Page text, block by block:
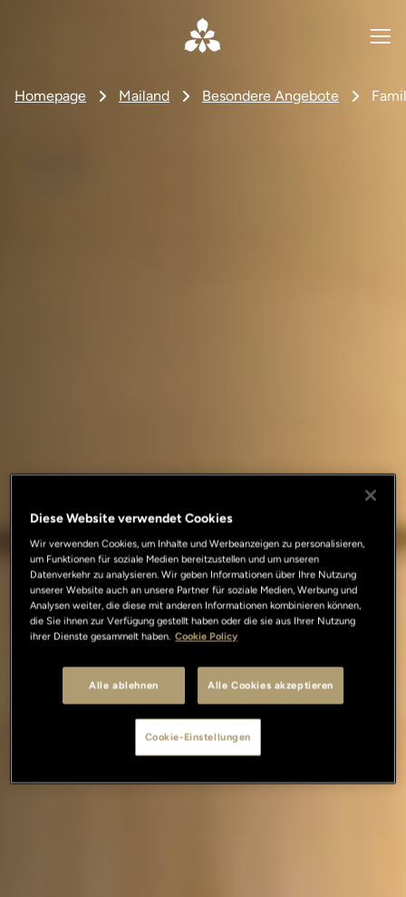
Homepage Mailand Besondere Angebote
Diese Website verwendet Cookies
Wir verwenden Cookies, um Inhalte und Werbeanzeigen zu personalisieren,
um Funktionen für soziale Medien bereitzustellen und um unseren
Datenverkehr zu analysieren. Wir geben Informationen über Ihre Nutzung
unserer Website auch an unsere Partner für soziale Medien, Werbung und
Analysen weiter, die diese mit anderen Informationen kombinieren können,
die Sie ihnen zur Verfügung gestellt haben oder die sie aus Ihrer Nutzung
ihrer Dienste gesammelt haben. Cookie Policy
Alle ablehnen Alle Cookies akzeptieren
Cookie-Einstellungen